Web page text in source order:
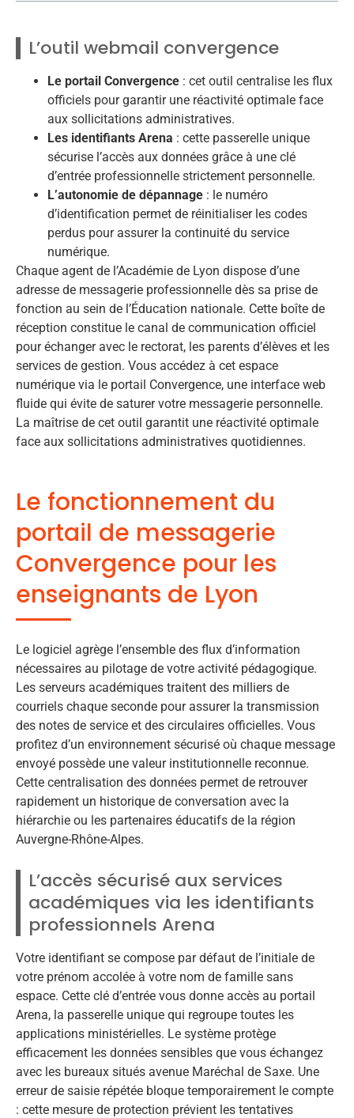
L’outil webmail convergence
Le portail Convergence : cet outil centralise les flux
officiels pour garantir une réactivité optimale face
aux sollicitations administratives.
Les identifiants Arena : cette passerelle unique
sécurise l’accès aux données grâce à une clé
d’entrée professionnelle strictement personnelle.
L’autonomie de dépannage : le numéro
d’identification permet de réinitialiser les codes
perdus pour assurer la continuité du service
numérique.
Chaque agent de l’Académie de Lyon dispose d’une
adresse de messagerie professionnelle dès sa prise de
fonction au sein de l’Éducation nationale. Cette boîte de
réception constitue le canal de communication officiel
pour échanger avec le rectorat, les parents d’élèves et les
services de gestion. Vous accédez à cet espace
numérique via le portail Convergence, une interface web
fluide qui évite de saturer votre messagerie personnelle.
La maîtrise de cet outil garantit une réactivité optimale
face aux sollicitations administratives quotidiennes.
Le fonctionnement du
portail de messagerie
Convergence pour les
enseignants de Lyon
Le logiciel agrège l’ensemble des flux d’information
nécessaires au pilotage de votre activité pédagogique.
Les serveurs académiques traitent des milliers de
courriels chaque seconde pour assurer la transmission
des notes de service et des circulaires officielles. Vous
profitez d’un environnement sécurisé où chaque message
envoyé possède une valeur institutionnelle reconnue.
Cette centralisation des données permet de retrouver
rapidement un historique de conversation avec la
hiérarchie ou les partenaires éducatifs de la région
Auvergne-Rhône-Alpes.
L’accès sécurisé aux services
académiques via les identifiants
professionnels Arena
Votre identifiant se compose par défaut de l’initiale de
votre prénom accolée à votre nom de famille sans
espace. Cette clé d’entrée vous donne accès au portail
Arena, la passerelle unique qui regroupe toutes les
applications ministérielles. Le système protège
efficacement les données sensibles que vous échangez
avec les bureaux situés avenue Maréchal de Saxe. Une
erreur de saisie répétée bloque temporairement le compte
: cette mesure de protection prévient les tentatives